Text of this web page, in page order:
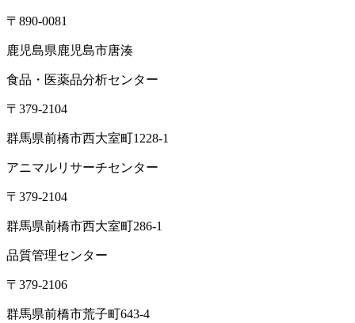
〒890-0081
鹿児島県鹿児島市唐湊
食品・医薬品分析センター
〒379-2104
群馬県前橋市西大室町1228-1
アニマルリサーチセンター
〒379-2104
群馬県前橋市西大室町286-1
品質管理センター
〒379-2106
群馬県前橋市荒子町643-4